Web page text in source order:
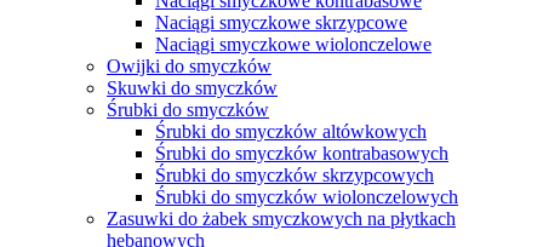
Naciągi smyczkowe skrzypcowe
Naciągi smyczkowe wiolonczelowe
Owijki do smyczków
Skuwki do smyczków
Śrubki do smyczków
Śrubki do smyczków altówkowych
Śrubki do smyczków kontrabasowych
Śrubki do smyczków skrzypcowych
Śrubki do smyczków wiolonczelowych
Zasuwki do żabek smyczkowych na płytkach
hebanowych